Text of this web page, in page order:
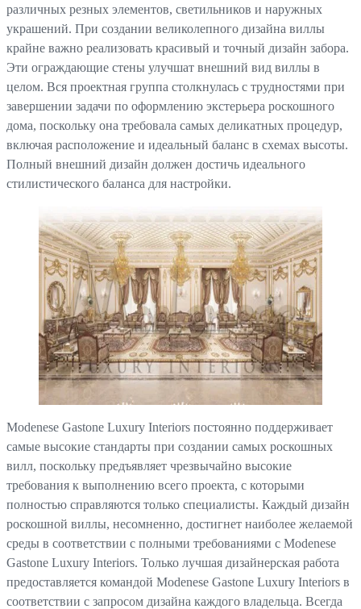
различных резных элементов, светильников и наружных
украшений. При создании великолепного дизайна виллы
крайне важно реализовать красивый и точный дизайн забора.
Эти ограждающие стены улучшат внешний вид виллы в
целом. Вся проектная группа столкнулась с трудностями при
завершении задачи по оформлению экстерьера роскошного
дома, поскольку она требовала самых деликатных процедур,
включая расположение и идеальный баланс в схемах высоты.
Полный внешний дизайн должен достичь идеального
стилистического баланса для настройки.
Modenese Gastone Luxury Interiors постоянно поддерживает
самые высокие стандарты при создании самых роскошных
вилл, поскольку предъявляет чрезвычайно высокие
требования к выполнению всего проекта, с которыми
полностью справляются только специалисты. Каждый дизайн
роскошной виллы, несомненно, достигнет наиболее желаемой
среды в соответствии с полными требованиями с Modenese
Gastone Luxury Interiors. Только лучшая дизайнерская работа
предоставляется командой Modenese Gastone Luxury Interiors в
соответствии с запросом дизайна каждого владельца. Всегда